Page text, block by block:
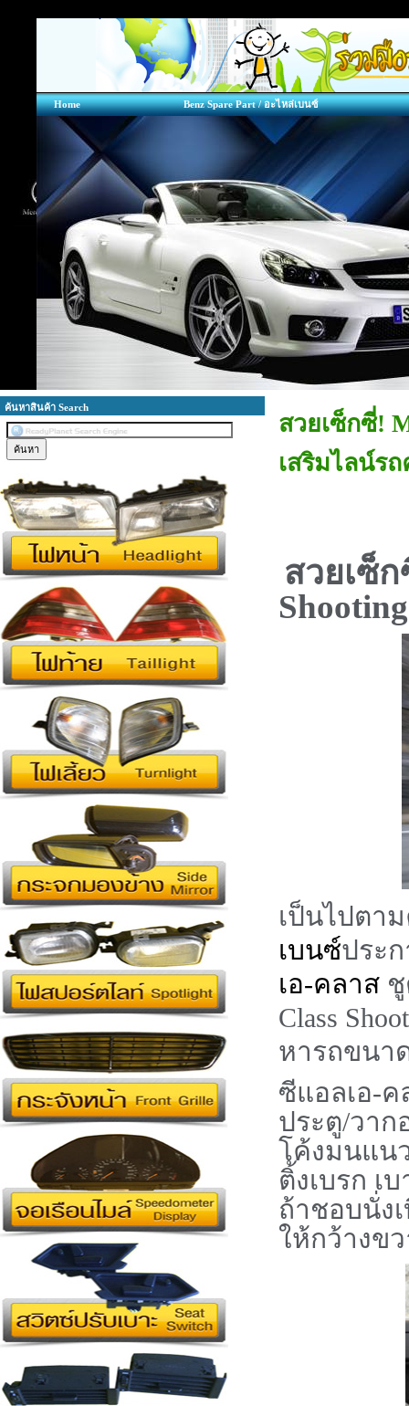
Home Benz Spare Part / อะไหล่เบนซ์
ค้นหาสินค้า Search
สวยเซ็กซี่!
เสริมไลน์ร
สวยเซ็
เป็นไปตา
เบนซ์ประ
เอ-คลาส
Class
หารถขนา
ซีแอลเอ-ค
ประตู/วาก
โค้งมนแน
ติ้งเบรก เ
ถ้าชอบนั่ง
ให้กว้างข